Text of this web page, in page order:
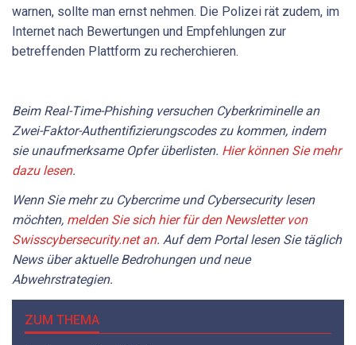
warnen, sollte man ernst nehmen. Die Polizei rät zudem, im
Internet nach Bewertungen und Empfehlungen zur
betreffenden Plattform zu recherchieren.
Beim Real-Time-Phishing versuchen Cyberkriminelle an
Zwei-Faktor-Authentifizierungscodes zu kommen, indem
sie unaufmerksame Opfer überlisten. Hier können Sie mehr
dazu lesen.
Wenn Sie mehr zu Cybercrime und Cybersecurity lesen
möchten, melden Sie sich hier für den Newsletter von
Swisscybersecurity.net an. Auf dem Portal lesen Sie täglich
News über aktuelle Bedrohungen und neue
Abwehrstrategien.
ZUM THEMA